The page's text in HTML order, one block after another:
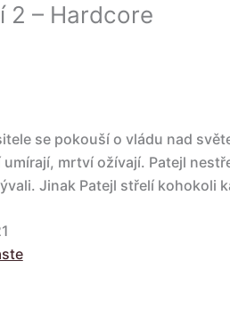
2 – Hardcore
se pokouší o vládu nad
mrtví ožívají. Patejl
Jinak Patejl střelí kohokoli